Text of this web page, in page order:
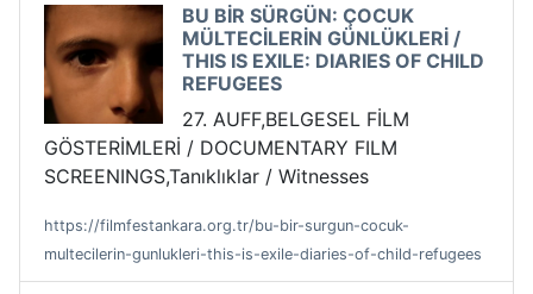
BU BİR SÜRGÜN: ÇOCUK
MÜLTECİLERİN GÜNLÜKLERİ /
THIS IS EXILE: DIARIES OF CHILD
REFUGEES
27. AUFF,BELGESEL FİLM
GÖSTERİMLERİ / DOCUMENTARY FILM
SCREENINGS,Tanıklıklar / Witnesses
https://filmfestankara.org.tr/bu-bir-surgun-cocuk-
multecilerin-gunlukleri-this-is-exile-diaries-of-child-refugees